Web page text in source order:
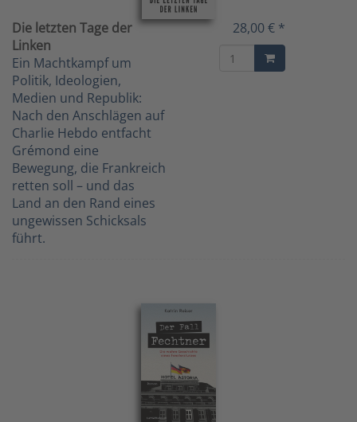
Die letzten Tage der
Linken
Ein Machtkampf um
Politik, Ideologien,
Medien und Republik:
Nach den Anschlägen auf
Charlie Hebdo entfacht
Grémond eine
Bewegung, die Frankreich
retten soll – und das
Land an den Rand eines
ungewissen Schicksals
führt.
28,00 € *